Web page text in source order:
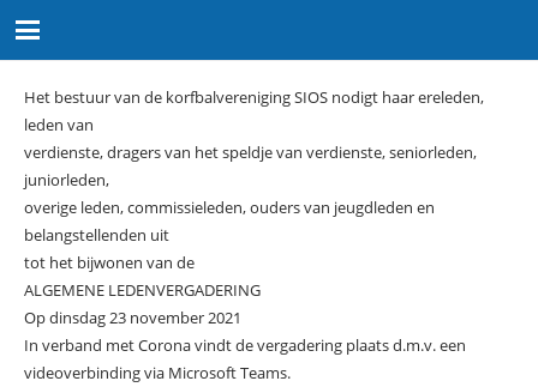
Het bestuur van de korfbalvereniging SIOS nodigt haar ereleden,
leden van
verdienste, dragers van het speldje van verdienste, seniorleden,
juniorleden,
overige leden, commissieleden, ouders van jeugdleden en
belangstellenden uit
tot het bijwonen van de
ALGEMENE LEDENVERGADERING
Op dinsdag 23 november 2021
In verband met Corona vindt de vergadering plaats d.m.v. een
videoverbinding via Microsoft Teams.